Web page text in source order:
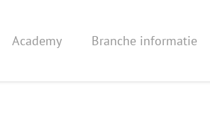
Academy Branche informatie